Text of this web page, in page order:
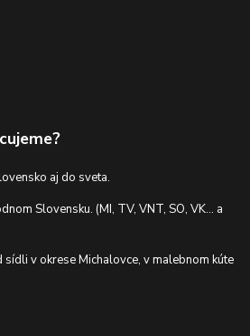
aj do sveta.
Slovensku. (MI, TV, VNT, SO, VK... a
sídli v okrese Michalovce, v malebnom kúte